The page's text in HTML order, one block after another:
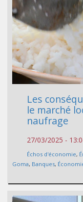
Les
le marché
naufrage
27/03/2025 -
Échos d'économie,
Goma, Banques,